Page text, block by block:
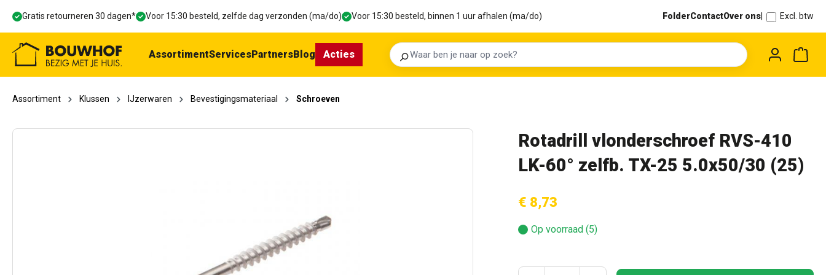
Ga naar de hoofdnavigatie
Gratis retourneren 30 dagen* Voor 15:30 besteld, zelfde dag verzonden (ma/do) Voor 15:30 besteld, binnen 1 uur afhalen (ma/do) FolderContactOver ons Excl. btw
Zoeken
AssortimentServicesPartnersBlog Acties
Assortiment Klussen IJzerwaren Bevestigingsmateriaal Schroeven
Rotadrill vlonderschroef RVS-410
LK-60° zelfb. TX-25 5.0x50/30 (25)
€ 8,73
Op voorraad (5)